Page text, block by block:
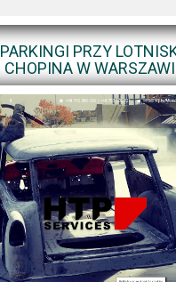
PARKINGI PRZY
CHOPINA W